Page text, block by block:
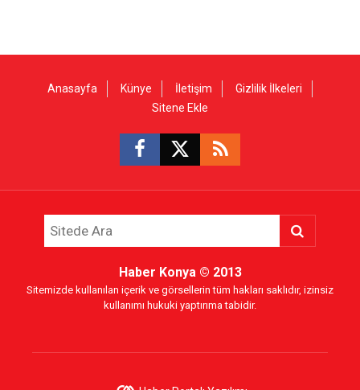
Anasayfa Künye İletişim
Gizlilik İlkeleri
Sitene Ekle
Haber Konya© 2013
Sitemizde kullanılan içerik ve görsellerin tüm hakları saklıdır, izinsiz
kullanımı hukuki yaptırıma tabidir.